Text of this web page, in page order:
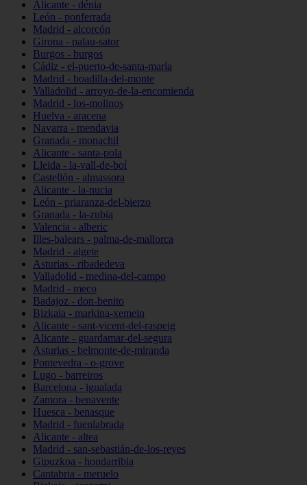
Alicante - dénia
León - ponferrada
Madrid - alcorcón
Girona - palau-sator
Burgos - burgos
Cádiz - el-puerto-de-santa-maría
Madrid - boadilla-del-monte
Valladolid - arroyo-de-la-encomienda
Madrid - los-molinos
Huelva - aracena
Navarra - mendavia
Granada - monachil
Alicante - santa-pola
Lleida - la-vall-de-boí
Castellón - almassora
Alicante - la-nucia
León - priaranza-del-bierzo
Granada - la-zubia
Valencia - alberic
Illes-balears - palma-de-mallorca
Madrid - algete
Asturias - ribadedeva
Valladolid - medina-del-campo
Madrid - meco
Badajoz - don-benito
Bizkaia - markina-xemein
Alicante - sant-vicent-del-raspeig
Alicante - guardamar-del-segura
Asturias - belmonte-de-miranda
Pontevedra - o-grove
Lugo - barreiros
Barcelona - igualada
Zamora - benavente
Huesca - benasque
Madrid - fuenlabrada
Alicante - altea
Madrid - san-sebastián-de-los-reyes
Gipuzkoa - hondarribia
Cantabria - meruelo